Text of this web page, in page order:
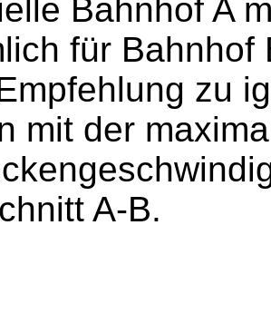
Bahnhof A
für Bahnhof
zu
mit der
A-B.